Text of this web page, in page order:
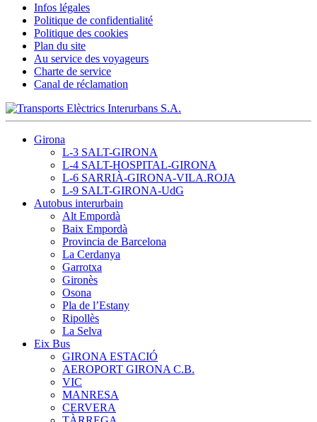
Infos légales
Politique de confidentialité
Politique des cookies
Plan du site
Au service des voyageurs
Charte de service
Canal de réclamation
Girona
L-3 SALT-GIRONA
L-4 SALT-HOSPITAL-GIRONA
L-6 SARRIÀ-GIRONA-VILA.ROJA
L-9 SALT-GIRONA-UdG
Autobus interurbain
Alt Empordà
Baix Empordà
Provincia de Barcelona
La Cerdanya
Garrotxa
Gironès
Osona
Pla de l’Estany
Ripollès
La Selva
Eix Bus
GIRONA ESTACIÓ
AEROPORT GIRONA C.B.
VIC
MANRESA
CERVERA